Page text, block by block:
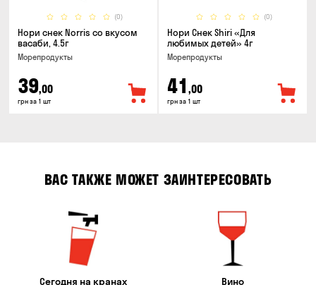
(0)
Нори снек Norris со вкусом
васаби, 4.5г
Морепродукты
39,00
грн за 1 шт
(0)
Нори Снек Shiri «Для
любимых детей» 4г
Морепродукты
41 ,00
грн за 1 шт
ВАС ТАКЖЕ МОЖЕТ ЗАИНТЕРЕСОВАТЬ
Сегодня на кранах Вино